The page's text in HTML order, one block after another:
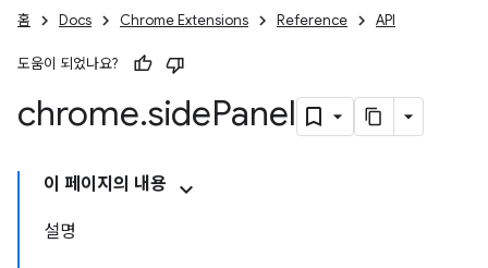
홈 Docs Chrome Extensions Reference API
도움이 되었나요?
chrome.sidePanel
이 페이지의 내용
설명